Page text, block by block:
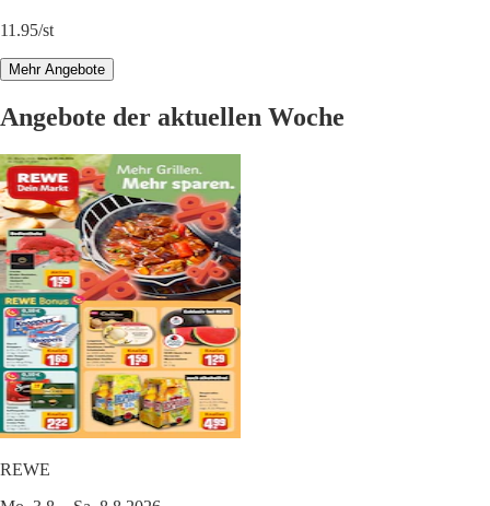
11.95/st
Mehr Angebote
Angebote der aktuellen Woche
REWE